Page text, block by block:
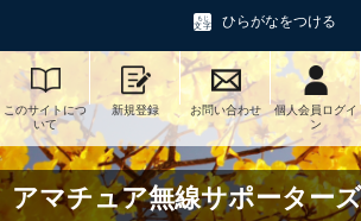
ひらがなをつける
このサイトにつ
いて
新規登録 お問い合わせ
個人会員ログイ
ン
アマチュア無線サポーター